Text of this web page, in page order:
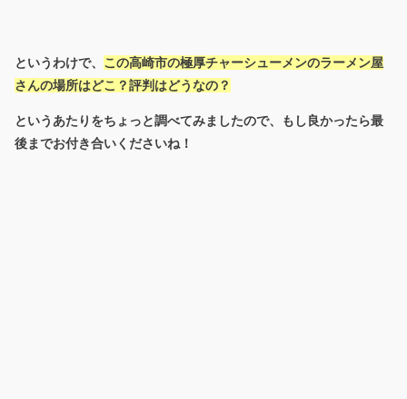
というわけで、 この高崎市の極厚チャーシューメンのラーメン屋
さんの場所はどこ？評判はどうなの？
というあたりをちょっと調べてみましたので、もし良かったら最
後までお付き合いくださいね！